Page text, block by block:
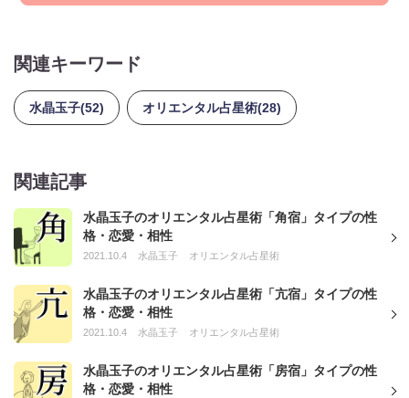
関連キーワード
水晶玉子(52) オリエンタル占星術(28)
関連記事
水晶玉子のオリエンタル占星術「角宿」タイプの性
格・恋愛・相性
2021.10.4 水晶玉子 オリエンタル占星術
水晶玉子のオリエンタル占星術「亢宿」タイプの性
格・恋愛・相性
2021.10.4 水晶玉子 オリエンタル占星術
水晶玉子のオリエンタル占星術「房宿」タイプの性
格・恋愛・相性